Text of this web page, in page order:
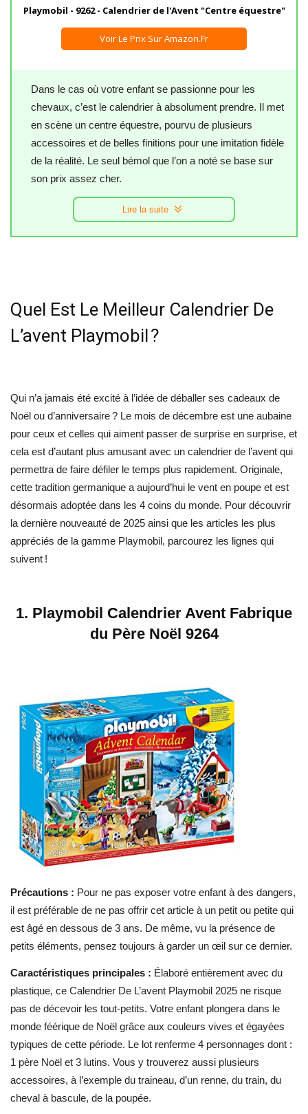
Playmobil - 9262 - Calendrier de l'Avent "Centre équestre"
Voir Le Prix Sur Amazon.fr
Dans le cas où votre enfant se passionne pour les
chevaux, c’est le calendrier à absolument prendre. Il met
en scène un centre équestre, pourvu de plusieurs
accessoires et de belles finitions pour une imitation fidèle
de la réalité. Le seul bémol que l’on a noté se base sur
son prix assez cher.
Lire la suite
Quel Est Le Meilleur Calendrier De
L’avent Playmobil ?
Qui n’a jamais été excité à l’idée de déballer ses cadeaux de
Noël ou d’anniversaire ? Le mois de décembre est une aubaine
pour ceux et celles qui aiment passer de surprise en surprise, et
cela est d’autant plus amusant avec un calendrier de l’avent qui
permettra de faire défiler le temps plus rapidement. Originale,
cette tradition germanique a aujourd’hui le vent en poupe et est
désormais adoptée dans les 4 coins du monde. Pour découvrir
la dernière nouveauté de 2025 ainsi que les articles les plus
appréciés de la gamme Playmobil, parcourez les lignes qui
suivent !
1. Playmobil Calendrier Avent Fabrique
du Père Noël 9264
Précautions : Pour ne pas exposer votre enfant à des dangers,
il est préférable de ne pas offrir cet article à un petit ou petite qui
est âgé en dessous de 3 ans. De même, vu la présence de
petits éléments, pensez toujours à garder un œil sur ce dernier.
Caractéristiques principales : Élaboré entièrement avec du
plastique, ce Calendrier De L’avent Playmobil 2025 ne risque
pas de décevoir les tout-petits. Votre enfant plongera dans le
monde féérique de Noël grâce aux couleurs vives et égayées
typiques de cette période. Le lot renferme 4 personnages dont :
1 père Noël et 3 lutins. Vous y trouverez aussi plusieurs
accessoires, à l’exemple du traineau, d’un renne, du train, du
cheval à bascule, de la poupée.